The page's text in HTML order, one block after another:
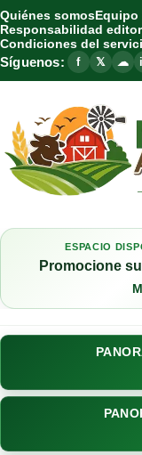
Quiénes somosEquipo
Responsabilidad
Condiciones del
Síguenos: f 𝕏 ☁
ESPACIO
Promocione